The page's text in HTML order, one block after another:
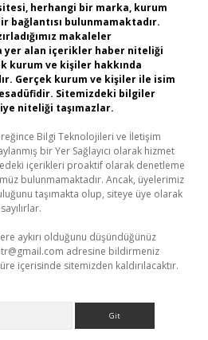
herhangi bir marka, kurum
bağlantısı bulunmamaktadır.
makaleler
yer alan içerikler haber niteliği
kurum ve kişiler hakkında
Gerçek kurum ve kişiler ile isim
Sitemizdeki bilgiler
niteliği taşımazlar.
Bilgi Teknolojileri ve İletişim
bir Yer Sağlayıcı olarak hizmet
içerikleri proaktif olarak denetleme
bulunmamaktadır. Ancak, üyelerimiz
taşımakta olup, siteye üye olarak
aykırı olduğunu düşündüğünüz
adresine bildirmeniz
içerisinde sitemizden kaldırılacaktır.